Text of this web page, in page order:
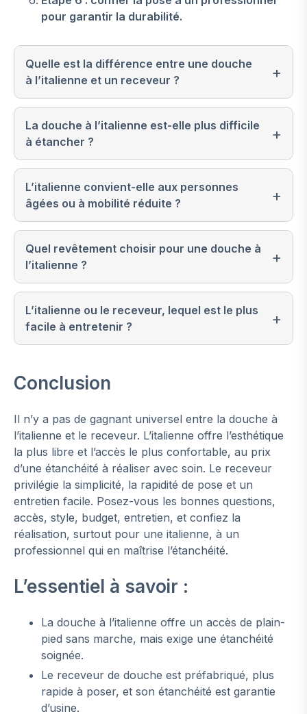
pour garantir la durabilité.
Quelle est la différence entre une douche
à l’italienne et un receveur ?
La douche à l’italienne est-elle plus difficile
à étancher ?
L’italienne convient-elle aux personnes
âgées ou à mobilité réduite ?
Quel revêtement choisir pour une douche à
l’italienne ?
L’italienne ou le receveur, lequel est le plus
facile à entretenir ?
Conclusion
Il n’y a pas de gagnant universel entre la douche à
l’italienne et le receveur. L’italienne offre l’esthétique
la plus libre et l’accès le plus confortable, au prix
d’une étanchéité à réaliser avec soin. Le receveur
privilégie la simplicité, la rapidité de pose et un
entretien facile. Posez-vous les bonnes questions,
accès, style, budget, entretien, et confiez la
réalisation, surtout pour une italienne, à un
professionnel qui en maîtrise l’étanchéité.
L’essentiel à savoir :
La douche à l’italienne offre un accès de plain-
pied sans marche, mais exige une étanchéité
soignée.
Le receveur de douche est préfabriqué, plus
rapide à poser, et son étanchéité est garantie
d’usine.